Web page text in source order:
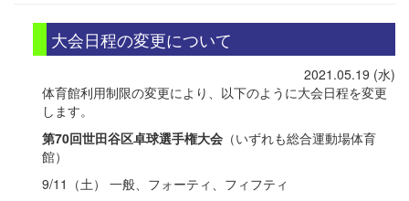
大会日程の変更について
2021.05.19 (水)
体育館利用制限の変更により、以下のように大会日程を変更
します。
第70回世田谷区卓球選手権大会 （いずれも総合運動場体育
館）
9/11（土） 一般、フォーティ、フィフティ